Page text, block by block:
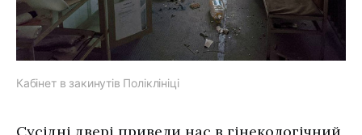
Кабінет в закинутів Поліклініці
Сусідні двері привели нас в гінекологічний